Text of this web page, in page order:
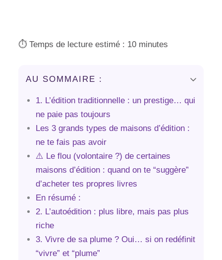
⏱️ Temps de lecture estimé : 10 minutes
AU SOMMAIRE :
1. L’édition traditionnelle : un prestige… qui
ne paie pas toujours
Les 3 grands types de maisons d’édition :
ne te fais pas avoir
⚠️ Le flou (volontaire ?) de certaines
maisons d’édition : quand on te “suggère”
d’acheter tes propres livres
En résumé :
2. L’autoédition : plus libre, mais pas plus
riche
3. Vivre de sa plume ? Oui… si on redéfinit
“vivre” et “plume”